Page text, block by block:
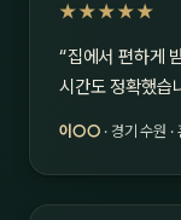
★★★★★
“집에서 편하게
시간도 정확했습
이○○ · 경기 수원 ·